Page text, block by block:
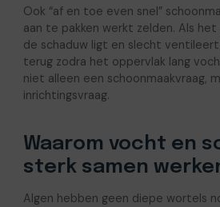
Ook “af en toe even snel”
aan te pakken werkt zelden. Als
de schaduw ligt en slecht
terug zodra het oppervlak lang
niet alleen een schoonmaakvraag,
inrichtingsvraag.
Waarom vocht en
sterk samen
Algen hebben geen diepe wortels